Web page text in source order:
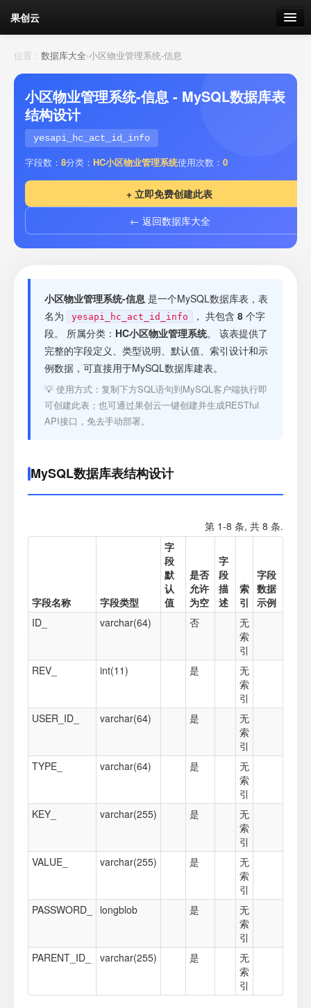
果创云
数据表单
API接口
云存储
流量 剩余接口流量
套餐
接口测试
位置： 数据库大全›小区物业管理系统-信息
小区物业管理系统-信息 - MySQL数据库表
结构设计
yesapi_hc_act_id_info
字段数： 8分类： HC小区物业管理系统使用次数： 0
+ 立即免费创建此表
← 返回数据库大全
小区物业管理系统-信息 是一个MySQL数据库表，表
名为
yesapi_hc_act_id_info ， 共包含 8 个字
段。 所属分类： HC小区物业管理系统。 该表提供了
完整的字段定义、类型说明、默认值、索引设计和示
例数据，可直接用于MySQL数据库建表。
💡 使用方式：复制下方SQL语句到MySQL客户端执行即
可创建此表；也可通过果创云一键创建并生成RESTful
API接口，免去手动部署。
MySQL数据库表结构设计
第 1-8 条, 共 8 条.
字段名称 字段类型
字
段
默
认
值
是否
允许
为空
字
段
描
述
索
引
字段
数据
示例
ID_
varchar(64) 否
无
索
引
REV_
int(11) 是
无
索
引
USER_ID_
varchar(64) 是
无
索
引
TYPE_
varchar(64) 是
无
索
引
KEY_
varchar(255) 是
无
索
引
VALUE_
varchar(255) 是
无
索
引
PASSWORD_
longblob 是
无
索
引
PARENT_ID_
varchar(255) 是
无
索
引